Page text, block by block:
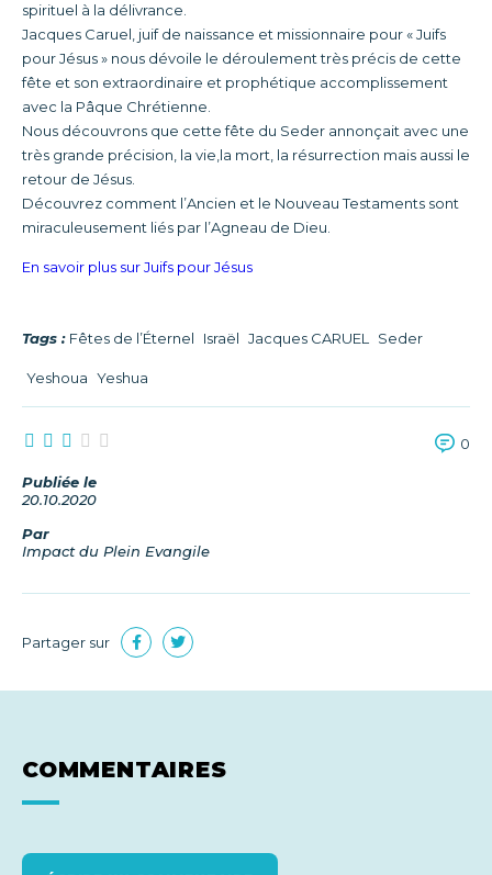
spirituel à la délivrance.
Jacques Caruel, juif de naissance et missionnaire pour « Juifs
pour Jésus » nous dévoile le déroulement très précis de cette
fête et son extraordinaire et prophétique accomplissement
avec la Pâque Chrétienne.
Nous découvrons que cette fête du Seder annonçait avec une
très grande précision, la vie,la mort, la résurrection mais aussi le
retour de Jésus.
Découvrez comment l’Ancien et le Nouveau Testaments sont
miraculeusement liés par l’Agneau de Dieu.
En savoir plus sur Juifs pour Jésus
Tags : Fêtes de l’Éternel Israël Jacques CARUEL Seder
Yeshoua Yeshua
0
Publiée le
20.10.2020
Par
Impact du Plein Evangile
Partager sur
COMMENTAIRES